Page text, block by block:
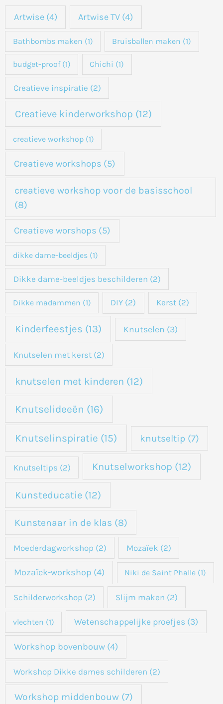
k
a
Artwise(4) Artwise TV (4)
Bathbombs maken (1) Bruisballen maken (1)
budget-proof(1) Chichi (1)
Creatieve inspiratie (2)
Creatieve kinderworkshop (12)
creatieve workshop(1)
Creatieve workshops (5)
creatieve workshop voor de basisschool
(8)
Creatieve worshops (5)
dikke dame-beeldjes(1)
Dikke dame-beeldjes beschilderen (2)
Dikke madammen (1) DIY (2) Kerst(2)
Kinderfeestjes (13) Knutselen (3)
Knutselen met kerst(2)
knutselen met kinderen (12)
Knutselideeën (16)
Knutselinspiratie (15) knutseltip (7)
Knutseltips (2) Knutselworkshop (12)
Kunsteducatie(12)
Kunstenaar in de klas (8)
Moederdagworkshop (2) Mozaïek (2)
Mozaïek-workshop (4) Niki de Saint Phalle (1)
Schilderworkshop (2) Slijm maken (2)
vlechten (1) Wetenschappelijke proefjes (3)
Workshop bovenbouw(4)
Workshop Dikke dames schilderen (2)
Workshop middenbouw(7)